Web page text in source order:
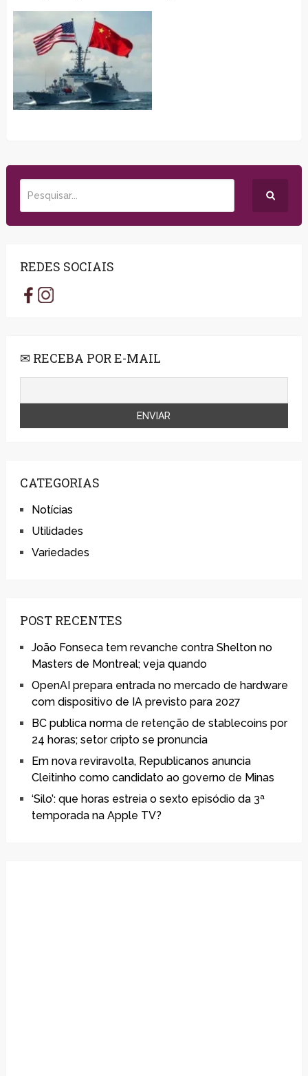
REDES SOCIAIS
✉ RECEBA POR E-MAIL
CATEGORIAS
Notícias
Utilidades
Variedades
POST RECENTES
João Fonseca tem revanche contra Shelton no
Masters de Montreal; veja quando
OpenAI prepara entrada no mercado de hardware
com dispositivo de IA previsto para 2027
BC publica norma de retenção de stablecoins por
24 horas; setor cripto se pronuncia
Em nova reviravolta, Republicanos anuncia
Cleitinho como candidato ao governo de Minas
‘Silo’: que horas estreia o sexto episódio da 3ª
temporada na Apple TV?